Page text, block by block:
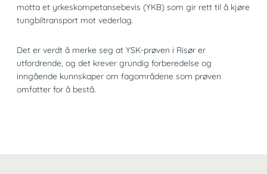
motta et yrkeskompetansebevis (YKB) som gir rett til å kjøre
tungbiltransport mot vederlag.
Det er verdt å merke seg at YSK-prøven i Risør er
utfordrende, og det krever grundig forberedelse og
inngående kunnskaper om fagområdene som prøven
omfatter for å bestå.